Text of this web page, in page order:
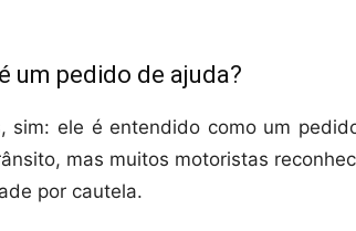
um pedido de ajuda?
sim: ele é entendido como um
mas muitos motoristas
por cautela.